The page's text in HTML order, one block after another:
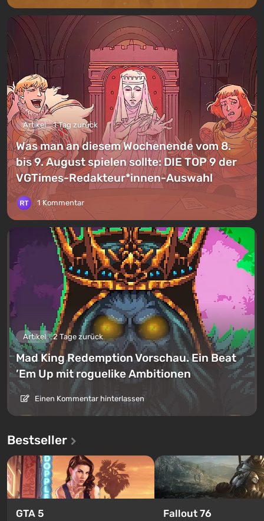
Artikel 1 Tag zurück
Was man an diesem Wochenende vom 8.
bis 9. August spielen sollte: DIE TOP 9 der
VGTimes-Redakteur*innen-Auswahl
1 Kommentar
Artikel 2 Tage zurück
Mad King Redemption Vorschau. Ein Beat
’Em Up mit roguelike Ambitionen
Einen Kommentar hinterlassen
Bestseller
GTA 5 Fallout 76